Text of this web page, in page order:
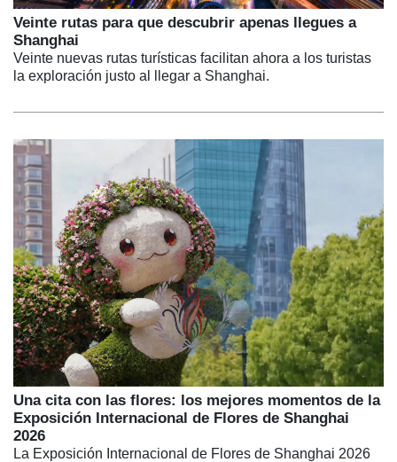
Veinte rutas para que descubrir apenas llegues a
Shanghai
Veinte nuevas rutas turísticas facilitan ahora a los turistas
la exploración justo al llegar a Shanghai.
Una cita con las flores: los mejores momentos de la
Exposición Internacional de Flores de Shanghai
2026
La Exposición Internacional de Flores de Shanghai 2026